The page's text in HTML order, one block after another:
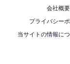
会社概要
プライバシー
当サイトの情報に